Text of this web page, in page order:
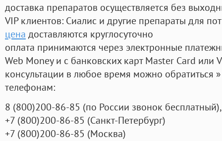
доставка препаратов осуществляется без
VIP клиентов: Сиалис и другие препараты для
цена доставляются круглосуточно
оплата принимаются через электронные
Web Money и с банковских карт Master Card или
консультации в любое время можно обратиться
телефонам:
8 (800)200-86-85 (по России звонок бесплатный),
+7 (800)200-86-85 (Санкт-Петербург)
+7 (800)200-86-85 (Москва)